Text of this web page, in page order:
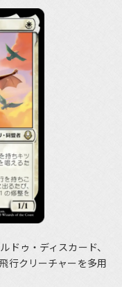
ゥ・ディスカード、
行クリーチャーを多用